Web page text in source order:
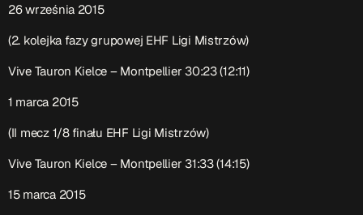
26 września 2015
(2. kolejka fazy grupowej EHF Ligi Mistrzów)
Vive Tauron Kielce – Montpellier 30:23 (12:11)
1 marca 2015
(II mecz 1/8 finału EHF Ligi Mistrzów)
Vive Tauron Kielce – Montpellier 31:33 (14:15)
15 marca 2015